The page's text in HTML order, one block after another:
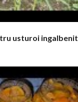
usturoi ingalbenit